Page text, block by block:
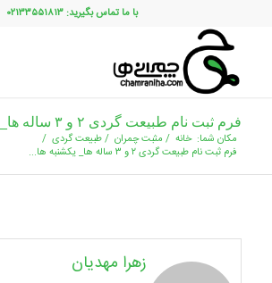
با ما تماس بگیرید: ۰۲۱۳۳۵۵۱۸۱۳
فرم ثبت نام طبیعت گردی ۲ و ۳ ساله ها_ یکشنبه ها
مکان شما: خانه / مثبت چمران /طبیعت گردی /
فرم ثبت نام طبیعت گردی ۲ و ۳ ساله ها_ یکشنبه ها...
زهرا مهدیان